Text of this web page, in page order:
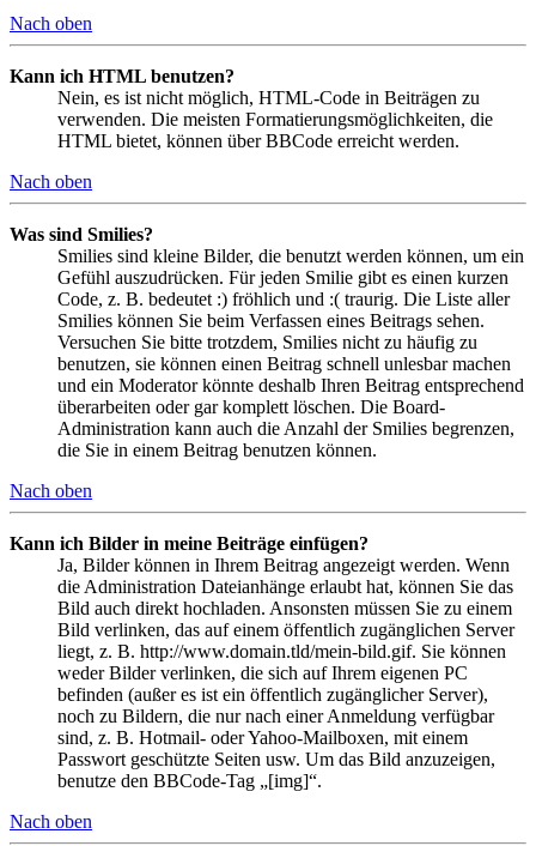
Nach oben
Kann ich HTML benutzen?
Nein, es ist nicht möglich, HTML-Code in Beiträgen zu
verwenden. Die meisten Formatierungsmöglichkeiten, die
HTML bietet, können über BBCode erreicht werden.
Nach oben
Was sind Smilies?
Smilies sind kleine Bilder, die benutzt werden können, um ein
Gefühl auszudrücken. Für jeden Smilie gibt es einen kurzen
Code, z. B. bedeutet :) fröhlich und :( traurig. Die Liste aller
Smilies können Sie beim Verfassen eines Beitrags sehen.
Versuchen Sie bitte trotzdem, Smilies nicht zu häufig zu
benutzen, sie können einen Beitrag schnell unlesbar machen
und ein Moderator könnte deshalb Ihren Beitrag entsprechend
überarbeiten oder gar komplett löschen. Die Board-
Administration kann auch die Anzahl der Smilies begrenzen,
die Sie in einem Beitrag benutzen können.
Nach oben
Kann ich Bilder in meine Beiträge einfügen?
Ja, Bilder können in Ihrem Beitrag angezeigt werden. Wenn
die Administration Dateianhänge erlaubt hat, können Sie das
Bild auch direkt hochladen. Ansonsten müssen Sie zu einem
Bild verlinken, das auf einem öffentlich zugänglichen Server
liegt, z. B. http://www.domain.tld/mein-bild.gif. Sie können
weder Bilder verlinken, die sich auf Ihrem eigenen PC
befinden (außer es ist ein öffentlich zugänglicher Server),
noch zu Bildern, die nur nach einer Anmeldung verfügbar
sind, z. B. Hotmail- oder Yahoo-Mailboxen, mit einem
Passwort geschützte Seiten usw. Um das Bild anzuzeigen,
benutze den BBCode-Tag „[img]“.
Nach oben